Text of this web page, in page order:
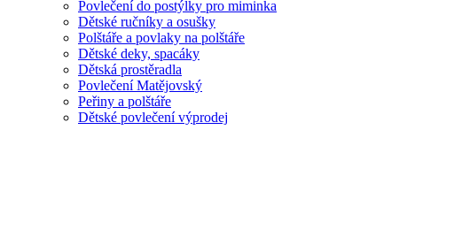
Povlečení do postýlky pro miminka
Dětské ručníky a osušky
Polštáře a povlaky na polštáře
Dětské deky, spacáky
Dětská prostěradla
Povlečení Matějovský
Peřiny a polštáře
Dětské povlečení výprodej